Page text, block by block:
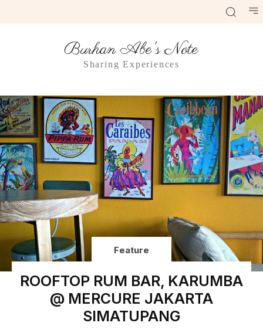
Burhan Abe's Note
Sharing Experiences
Feature
ROOFTOP RUM BAR, KARUMBA
@ MERCURE JAKARTA
SIMATUPANG